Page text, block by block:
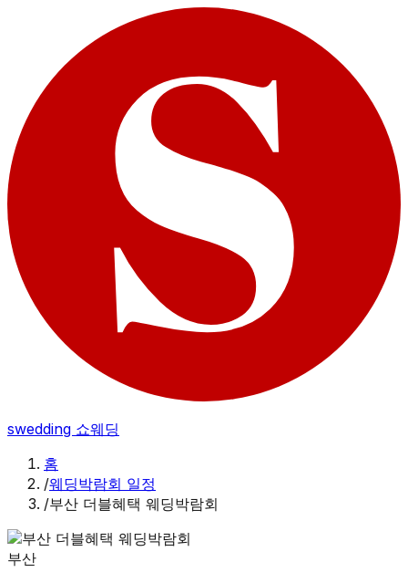
swedding 쇼웨딩
홈
/웨딩박람회 일정
/부산 더블혜택 웨딩박람회
부산